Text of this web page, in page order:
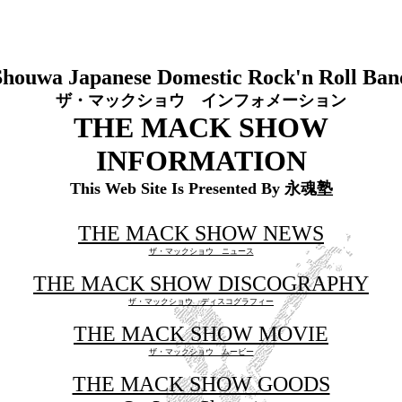
Japanese Domestic Rock'n Roll
ザ・マックショウ インフォメーション
THE MACK SHOW
INFORMATION
This Web Site Is Presented By永魂塾
THE MACK SHOW NEWS
ザ・マックショウ ニュース
THE MACK SHOW DISCOGRAPHY
ザ・マックショウ ディスコグラフィー
THE MACK SHOW MOVIE
ザ・マックショウ ムービー
THE MACK SHOW GOODS